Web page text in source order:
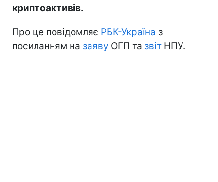
криптоактивів.
Про це повідомляє РБК-Україна з
посиланням на заяву ОГП та звіт НПУ.